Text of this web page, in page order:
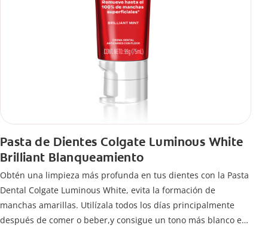
Pasta de Dientes Colgate Luminous White
Brilliant Blanqueamiento
Obtén una limpieza más profunda en tus dientes con la Pasta
Dental Colgate Luminous White, evita la formación de
manchas amarillas. Utilízala todos los días principalmente
después de comer o beber,y consigue un tono más blanco en